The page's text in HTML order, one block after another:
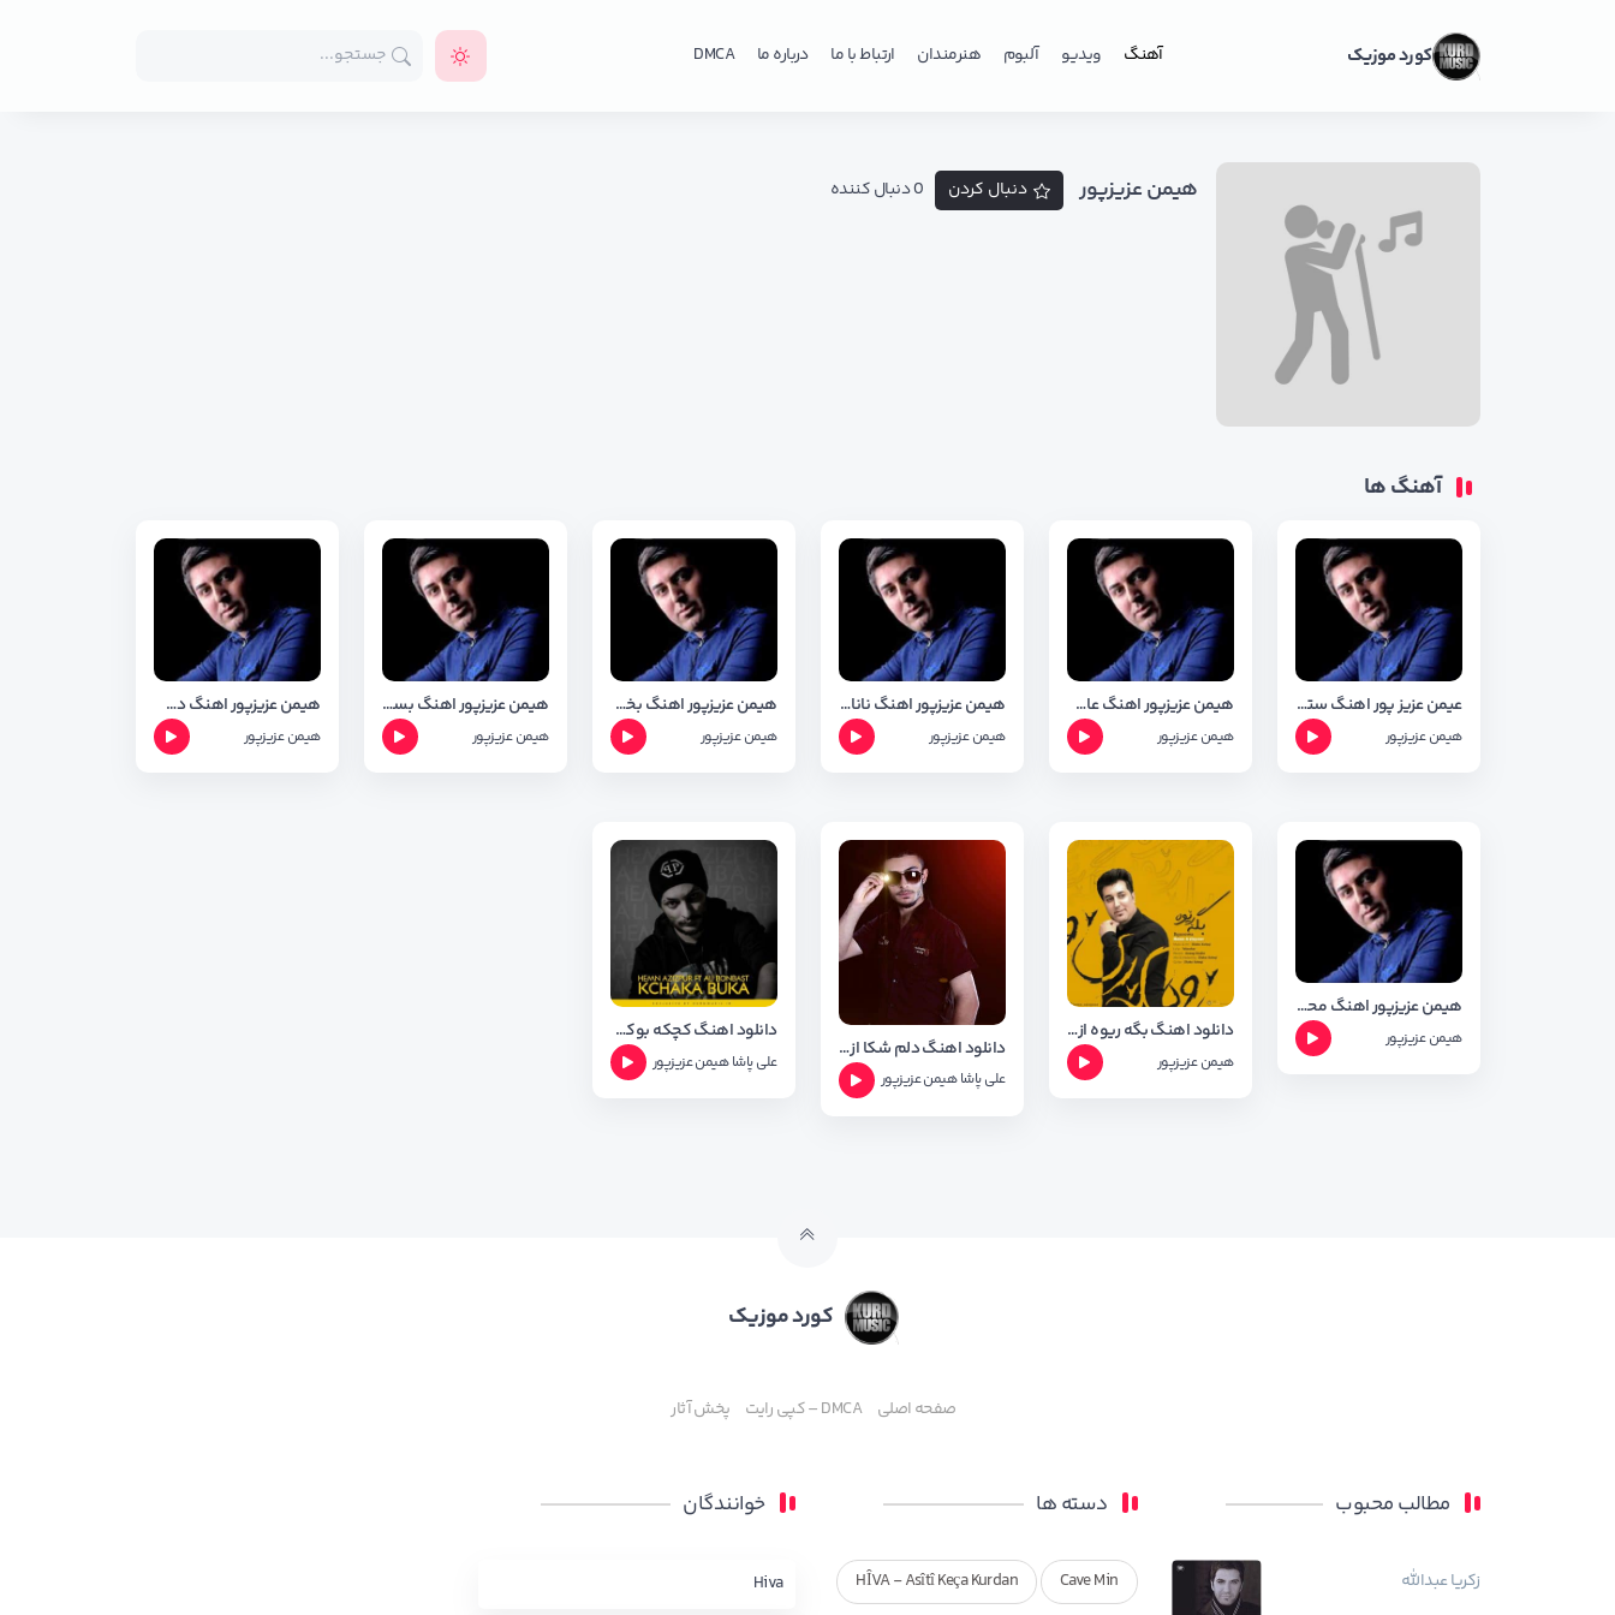
کورد موزیک آهنگ ویدیو آلبوم هنرمندان ارتباط با ما درباره ما DMCA
هیمن عزیزپور دنبال کردن 0 دنبال کننده
آهنگ ها
عیمن عزیز پور اهنگ ستاره
هیمن عزیزپور
هیمن عزیزپور اهنگ عاشقی+متن وشعر
هیمن عزیزپور
هیمن عزیزپور اهنگ نانا+متن وشعر
هیمن عزیزپور
هیمن عزیزپور اهنگ بختی خوم+متن وشعر
هیمن عزیزپور
هیمن عزیزپور اهنگ بسه دل+متن وشعر
هیمن عزیزپور
هیمن عزیزپور اهنگ دستی خدا+متن وشعر
هیمن عزیزپور
هیمن عزیزپور اهنگ محکوم+متن وشعر
هیمن عزیزپور دانلود اهنگ بگه ریوه از هیمن عزیز پور + شعر اهنگ
هیمن عزیزپور
دانلود اهنگ دلم شکا از علی بن بست و هیمن عزیزپور
علی پاشاهیمن عزیزپور
دانلود اهنگ کچکه بوکه از هیمن عزیز پور و علی بن بست
علی پاشاهیمن عزیزپور
کورد موزیک
صفحه اصلی DMCA – کپی رایت پخش آثار
مطالب محبوب
زکریا عبدالله
دسته ها
Cave Min
HÎVA - Asîtî Keça Kurdan
خوانندگان
Hiva